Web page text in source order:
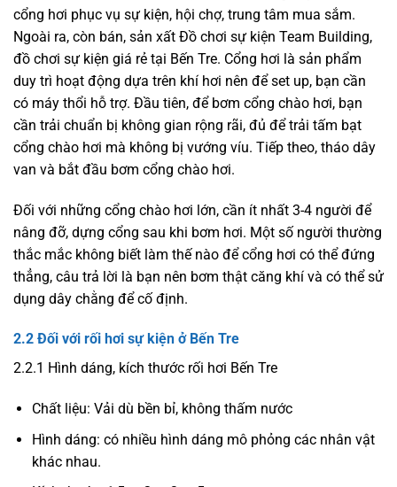
cổng hơi phục vụ sự kiện, hội chợ, trung tâm mua sắm.
Ngoài ra, còn bán, sản xất Đồ chơi sự kiện Team Building,
đồ chơi sự kiện giá rẻ tại Bến Tre. Cổng hơi là sản phẩm
duy trì hoạt động dựa trên khí hơi nên để set up, bạn cần
có máy thổi hỗ trợ. Đầu tiên, để bơm cổng chào hơi, bạn
cần trải chuẩn bị không gian rộng rãi, đủ để trải tấm bạt
cổng chào hơi mà không bị vướng víu. Tiếp theo, tháo dây
van và bắt đầu bơm cổng chào hơi.
Đối với những cổng chào hơi lớn, cần ít nhất 3-4 người để
nâng đỡ, dựng cổng sau khi bơm hơi. Một số người thường
thắc mắc không biết làm thế nào để cổng hơi có thể đứng
thẳng, câu trả lời là bạn nên bơm thật căng khí và có thể sử
dụng dây chằng để cố định.
2.2 Đối với rối hơi sự kiện ở Bến Tre
2.2.1 Hình dáng, kích thước rối hơi Bến Tre
Chất liệu: Vải dù bền bỉ, không thấm nước
Hình dáng: có nhiều hình dáng mô phỏng các nhân vật
khác nhau.